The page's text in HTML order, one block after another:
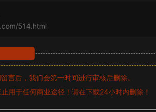
514.html
言后，我们会第一时间进行审核后删除。
用于任何商业途径！请在下载24小时内删除！